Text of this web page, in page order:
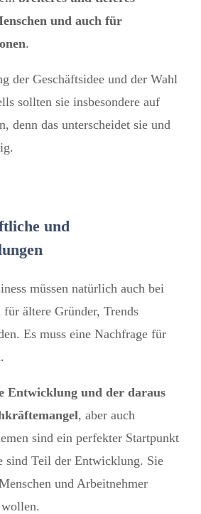
und auch für
.
der Geschäftsidee und der Wahl
sollten sie insbesondere auf
denn das unterscheidet sie und
und
müssen natürlich auch bei
für ältere Gründer, Trends
Es muss eine Nachfrage für
Entwicklung und der daraus
, aber auch
sind ein perfekter Startpunkt
sind Teil der Entwicklung. Sie
und Arbeitnehmer